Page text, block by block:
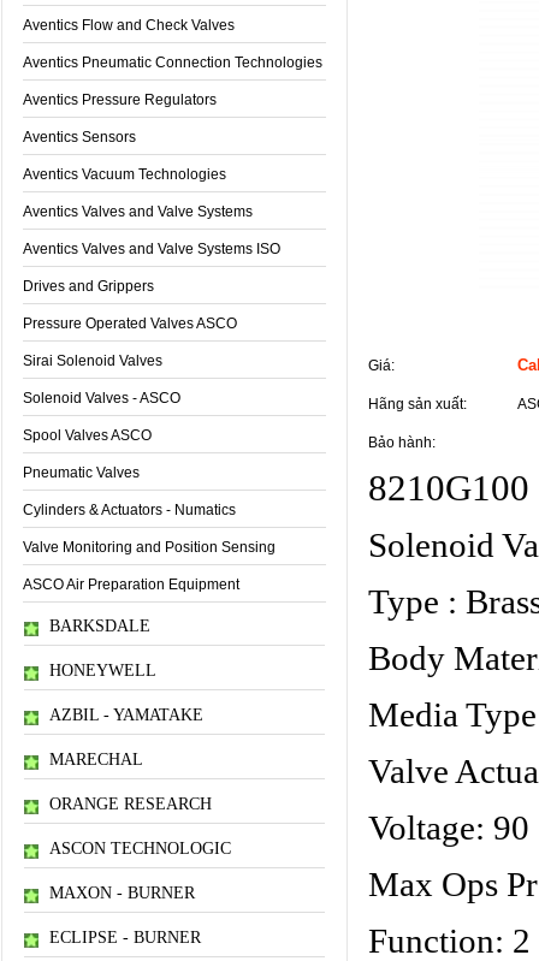
Aventics Flow and Check Valves
Aventics Pneumatic Connection Technologies
Aventics Pressure Regulators
Aventics Sensors
Aventics Vacuum Technologies
Aventics Valves and Valve Systems
Aventics Valves and Valve Systems ISO
Drives and Grippers
Pressure Operated Valves ASCO
Sirai Solenoid Valves
Solenoid Valves - ASCO
Spool Valves ASCO
Pneumatic Valves
Cylinders & Actuators - Numatics
Valve Monitoring and Position Sensing
ASCO Air Preparation Equipment
BARKSDALE
HONEYWELL
AZBIL - YAMATAKE
MARECHAL
ORANGE RESEARCH
ASCON TECHNOLOGIC
MAXON - BURNER
ECLIPSE - BURNER
Giá:
Hãng sản xuất:
Bảo hành:
Solenoid
Type :
Body
Media
Valve
Voltage: 90
Max Ops
Function: 2